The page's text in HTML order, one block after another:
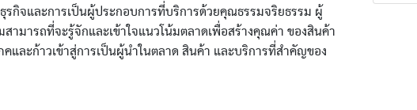
กิจและการเป็นผู้ประกอบการที่บริการด้วยคุณธรรมจริยธรรม ผู้
ามารถที่จะรู้จักและเข้าใจแนวโน้มตลาดเพื่อสร้างคุณค่า ของสินค้า
และก้าวเข้าสู่การเป็นผู้นำในตลาด สินค้า และบริการที่สำคัญของ